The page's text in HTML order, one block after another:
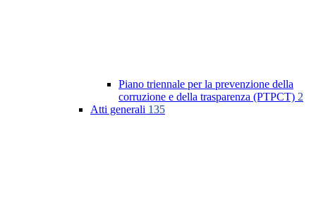
Piano triennale per la prevenzione della
corruzione e della trasparenza (PTPCT) 2
Atti generali 135